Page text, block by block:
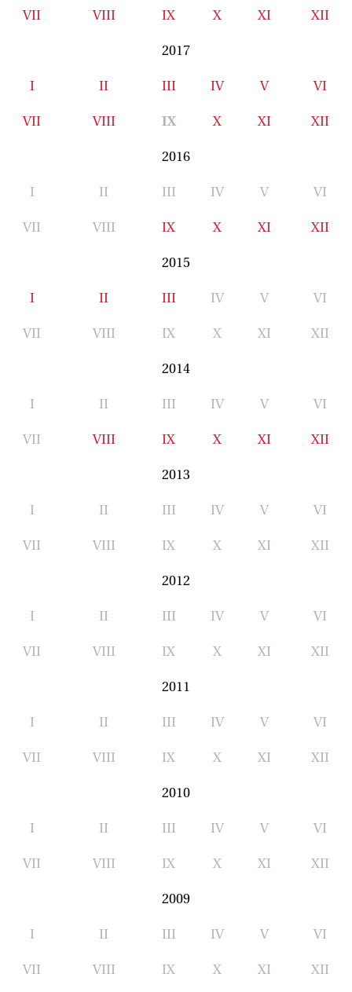
VII VIII IX X XI XII
2017
I II III IV V VI
VII VIII IX X XI XII
2016
I II III IV V VI
VII VIII IX X XI XII
2015
I II III IV V VI
VII VIII IX X XI XII
2014
I II III IV V VI
VII VIII IX X XI XII
2013
I II III IV V VI
VII VIII IX X XI XII
2012
I II III IV V VI
VII VIII IX X XI XII
2011
I II III IV V VI
VII VIII IX X XI XII
2010
I II III IV V VI
VII VIII IX X XI XII
2009
I II III IV V VI
VII VIII IX X XI XII